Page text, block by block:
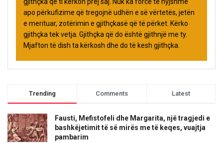
apo përkufizime që tregojnë udhën e së vërtetës, jetën
e merituar, zotërimin e gjithçkasë që të përket. Kërko
gjithçka tek vetja. Gjithçka që do është gjithnjë me ty.
Mjafton të dish ta kërkosh dhe do të kesh gjithçka.
Trending Comments Latest
Fausti, Mefistofeli dhe Margarita, një tragjedi e
bashkëjetimit të së mirës me të keqes, vuajtja
pambarim